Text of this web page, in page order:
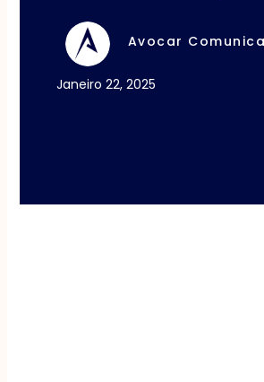
Avocar
Janeiro 22, 2025